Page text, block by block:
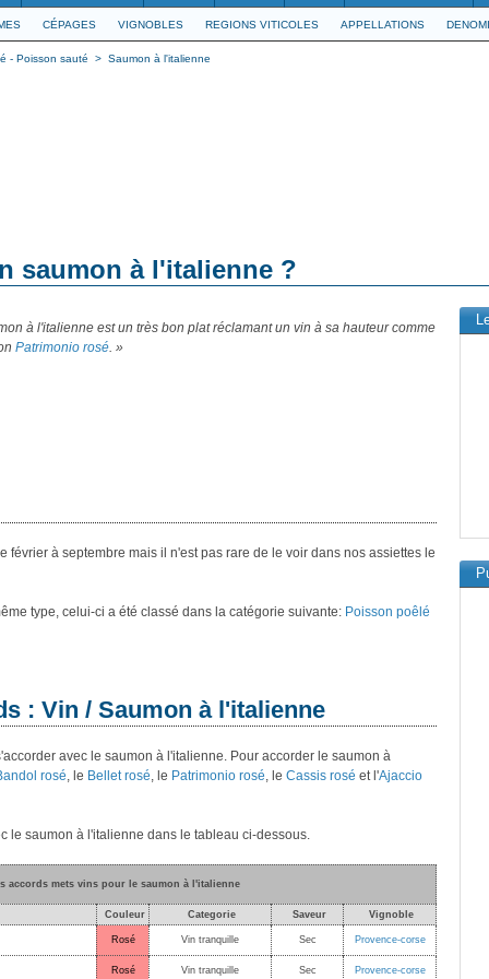
CÉPAGES VIGNOBLES REGIONS VITICOLES APPELLATIONS
- Poisson sauté > Saumon à l'italienne
saumon à l'italienne ?
à l'italienne est un très bon plat réclamant un vin à sa hauteur comme
Patrimonio rosé. »
février à septembre mais il n'est pas rare de le voir dans nos assiettes le
type, celui-ci a été classé dans la catégorie suivante: Poisson poêlé
: Vin / Saumon à l'italienne
avec le saumon à l'italienne. Pour accorder le saumon à
rosé, le Bellet rosé, le Patrimonio rosé, le Cassis rosé et l'Ajaccio
le saumon à l'italienne dans le tableau ci-dessous.
accords mets vins pour le saumon à l'italienne
Couleur Categorie Saveur Vignoble
Rosé Vin tranquille Sec Provence-corse
Rosé Vin tranquille Sec Provence-corse